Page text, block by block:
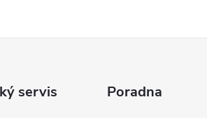
servis Poradna